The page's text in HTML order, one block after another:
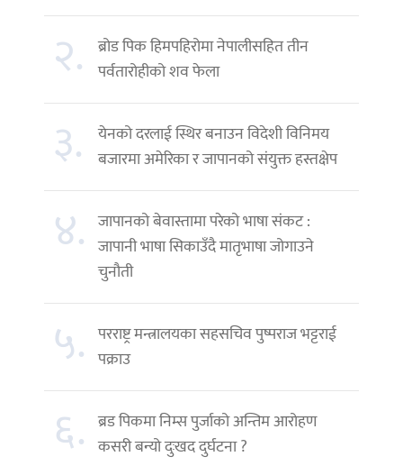
२. ब्रोड पिक हिमपहिरोमा नेपालीसहित तीन
पर्वतारोहीको शव फेला
३.
येनको दरलाई स्थिर बनाउन विदेशी विनिमय
बजारमा अमेरिका र जापानको संयुक्त हस्तक्षेप
४. जापानको बेवास्तामा परेको भाषा संकट :
जापानी भाषा सिकाउँदै मातृभाषा जोगाउने
चुनौती
५. परराष्ट्र मन्त्रालयका सहसचिव पुष्पराज भट्टराई
पक्राउ
६. ब्रड पिकमा निम्स पुर्जाको अन्तिम आरोहण
कसरी बन्यो दुःखद दुर्घटना ?